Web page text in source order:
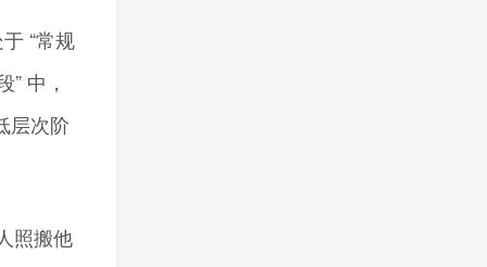
“常规
中，
层次阶
照搬他